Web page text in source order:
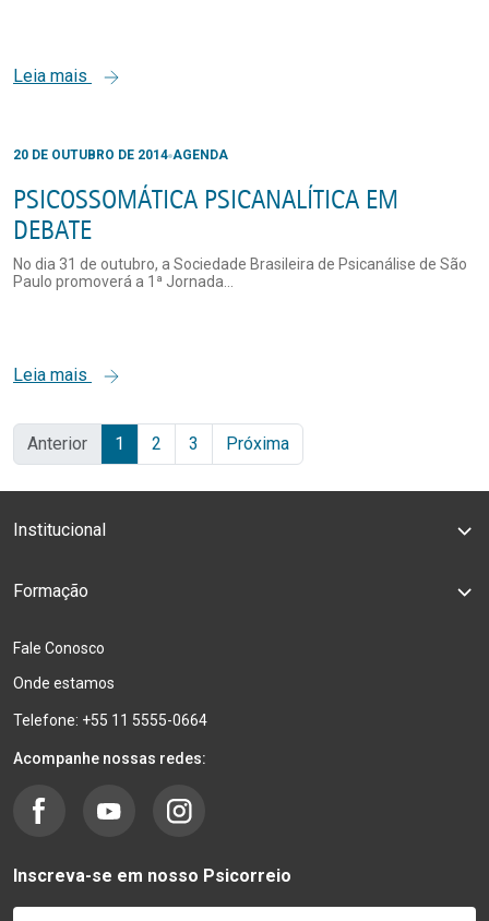
Leia mais
20 DE OUTUBRO DE 2014 AGENDA
PSICOSSOMÁTICA PSICANALÍTICA EM
DEBATE
No dia 31 de outubro, a Sociedade Brasileira de Psicanálise de São
Paulo promoverá a 1ª Jornada...
Leia mais
Anterior 1 2 3 Próxima
Institucional
Formação
Fale Conosco
Onde estamos
Telefone: +55 11 5555-0664
Acompanhe nossas redes:
Inscreva-se em nosso Psicorreio